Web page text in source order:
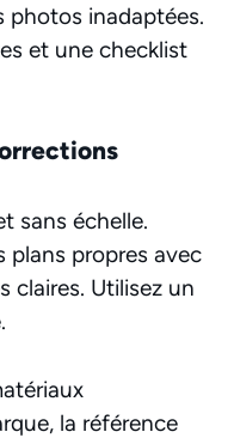
photos inadaptées.
et une checklist
sans échelle.
plans propres avec
claires. Utilisez un
la référence